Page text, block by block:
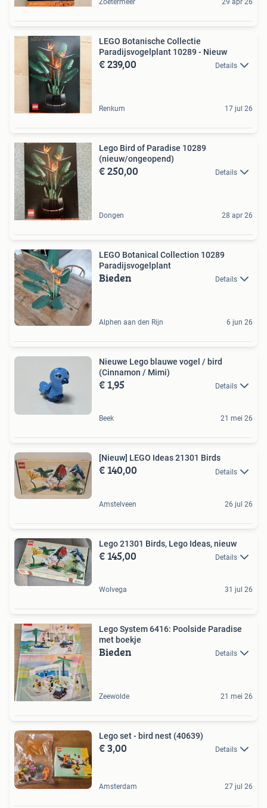
Zoetermeer 29 apr 26
LEGO Botanische Collectie
Paradijsvogelplant 10289 - Nieuw
€ 239,00 Details
Renkum 17 jul 26
Lego Bird of Paradise 10289
(nieuw/ongeopend)
€ 250,00 Details
Dongen 28 apr 26
LEGO Botanical Collection 10289
Paradijsvogelplant
Bieden Details
Alphen aan den Rijn 6 jun 26
Nieuwe Lego blauwe vogel / bird
(Cinnamon / Mimi)
€ 1,95 Details
Beek 21 mei 26
[Nieuw] LEGO Ideas 21301 Birds
€ 140,00 Details
Amstelveen 26 jul 26
Lego 21301 Birds, Lego Ideas, nieuw
€ 145,00 Details
Wolvega 31 jul 26
Lego System 6416: Poolside Paradise
met boekje
Bieden Details
Zeewolde 21 mei 26
Lego set - bird nest (40639)
€ 3,00 Details
Amsterdam 27 jul 26